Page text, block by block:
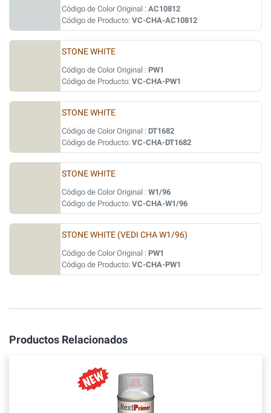
Código de Color Original : AC10812
Código de Producto: VC-CHA-AC10812
STONE WHITE
Código de Color Original : PW1
Código de Producto: VC-CHA-PW1
STONE WHITE
Código de Color Original : DT1682
Código de Producto: VC-CHA-DT1682
STONE WHITE
Código de Color Original : W1/96
Código de Producto: VC-CHA-W1/96
STONE WHITE (VEDI CHA W1/96)
Código de Color Original : PW1
Código de Producto: VC-CHA-PW1
Productos Relacionados